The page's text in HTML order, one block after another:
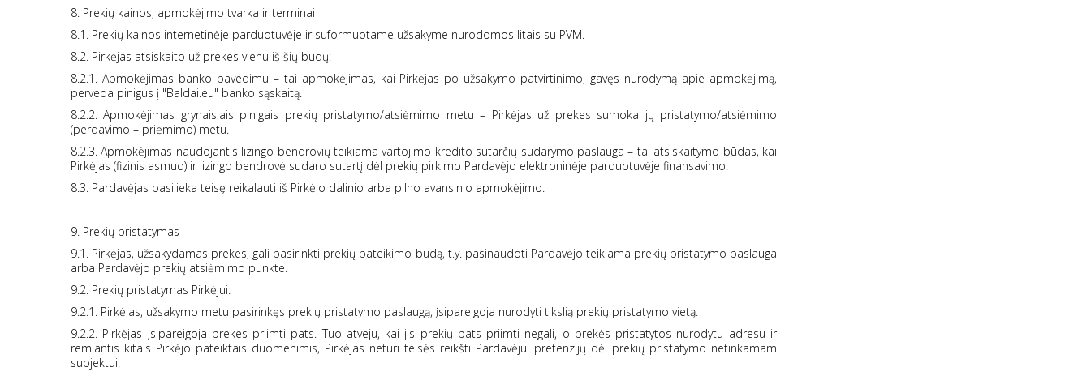
8. Prekių kainos, apmokėjimo tvarka ir terminai
8.1. Prekių kainos internetinėje parduotuvėje ir suformuotame užsakyme nurodomos litais su PVM.
8.2. Pirkėjas atsiskaito už prekes vienu iš šių būdų:
8.2.1. Apmokėjimas banko pavedimu – tai apmokėjimas, kai Pirkėjas po užsakymo patvirtinimo, gavęs nurodymą apie apmokėjimą,
perveda pinigus į "Baldai.eu" banko sąskaitą.
8.2.2. Apmokėjimas grynaisiais pinigais prekių pristatymo/atsiėmimo metu – Pirkėjas už prekes sumoka jų pristatymo/atsiėmimo
(perdavimo – priėmimo) metu.
8.2.3. Apmokėjimas naudojantis lizingo bendrovių teikiama vartojimo kredito sutarčių sudarymo paslauga – tai atsiskaitymo būdas, kai
Pirkėjas (fizinis asmuo) ir lizingo bendrovė sudaro sutartį dėl prekių pirkimo Pardavėjo elektroninėje parduotuvėje finansavimo.
8.3. Pardavėjas pasilieka teisę reikalauti iš Pirkėjo dalinio arba pilno avansinio apmokėjimo.
9. Prekių pristatymas
9.1. Pirkėjas, užsakydamas prekes, gali pasirinkti prekių pateikimo būdą, t.y. pasinaudoti Pardavėjo teikiama prekių pristatymo paslauga
arba Pardavėjo prekių atsiėmimo punkte.
9.2. Prekių pristatymas Pirkėjui:
9.2.1. Pirkėjas, užsakymo metu pasirinkęs prekių pristatymo paslaugą, įsipareigoja nurodyti tikslią prekių pristatymo vietą.
9.2.2. Pirkėjas įsipareigoja prekes priimti pats. Tuo atveju, kai jis prekių pats priimti negali, o prekės pristatytos nurodytu adresu ir
remiantis kitais Pirkėjo pateiktais duomenimis, Pirkėjas neturi teisės reikšti Pardavėjui pretenzijų dėl prekių pristatymo netinkamam
subjektui.